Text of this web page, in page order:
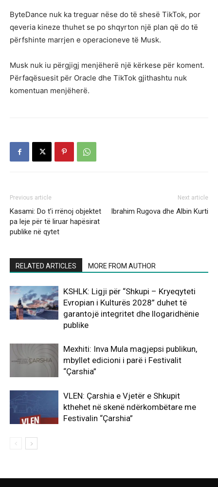
ByteDance nuk ka treguar nëse do të shesë TikTok, por
qeveria kineze thuhet se po shqyrton një plan që do të
përfshinte marrjen e operacioneve të Musk.
Musk nuk iu përgjigj menjëherë një kërkese për koment.
Përfaqësuesit për Oracle dhe TikTok gjithashtu nuk
komentuan menjëherë.
Previous article
Kasami: Do t’i rrënoj objektet
pa leje për të liruar hapësirat
publike në qytet
Next article
Ibrahim Rugova dhe Albin Kurti
RELATED ARTICLES MORE FROM AUTHOR
KSHLK: Ligji për “Shkupi – Kryeqyteti
Evropian i Kulturës 2028” duhet të
garantojë integritet dhe llogaridhënie
publike
Mexhiti: Inva Mula magjepsi publikun,
mbyllet edicioni i parë i Festivalit
“Çarshia”
VLEN: Çarshia e Vjetër e Shkupit
kthehet në skenë ndërkombëtare me
Festivalin “Çarshia”